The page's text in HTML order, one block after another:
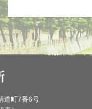
道町7番6号